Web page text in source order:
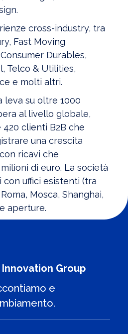
cross-industry, tra
Fast Moving
Durables,
Telco & Utilities,
e molti altri.
leva su oltre 1000
al livello globale,
clienti B2B che
una crescita
ricavi che
di euro. La società
con uffici esistenti (tra
Mosca, Shanghai,
aperture.
Innovation Group
e